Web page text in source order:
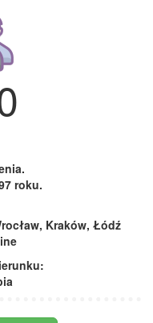
roku.
Kraków, Łódź